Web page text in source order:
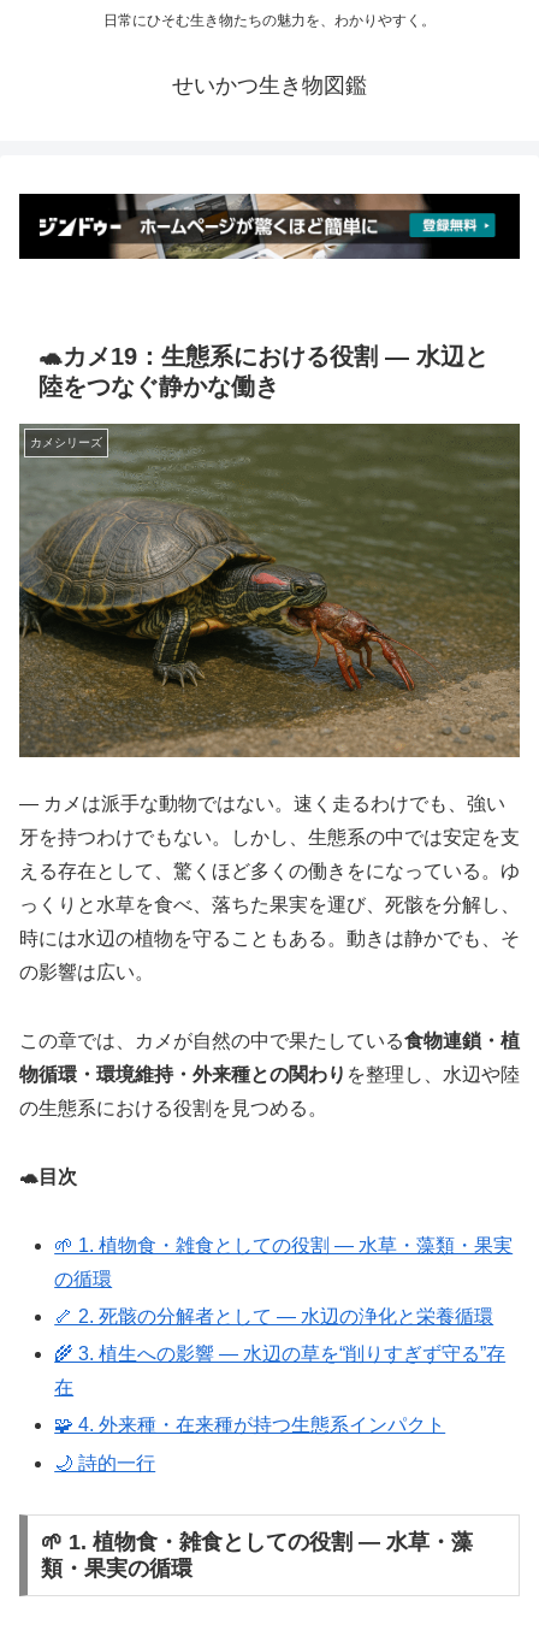
日常にひそむ生き物たちの魅力を、わかりやすく。
せいかつ生き物図鑑
🐢カメ19：生態系における役割 ― 水辺と
陸をつなぐ静かな働き
カメシリーズ
― カメは派手な動物ではない。速く走るわけでも、強い
牙を持つわけでもない。しかし、生態系の中では安定を支
える存在として、驚くほど多くの働きをになっている。ゆ
っくりと水草を食べ、落ちた果実を運び、死骸を分解し、
時には水辺の植物を守ることもある。動きは静かでも、そ
の影響は広い。
この章では、カメが自然の中で果たしている食物連鎖・植
物循環・環境維持・外来種との関わり を整理し、水辺や陸
の生態系における役割を見つめる。
🐢目次
🌱 1. 植物食・雑食としての役割 ― 水草・藻類・果実
の循環
🦴 2. 死骸の分解者として ― 水辺の浄化と栄養循環
🌾 3. 植生への影響 ― 水辺の草を“削りすぎず守る”存
在
🧩 4. 外来種・在来種が持つ生態系インパクト
🌙 詩的一行
🌱 1. 植物食・雑食としての役割 ― 水草・藻
類・果実の循環